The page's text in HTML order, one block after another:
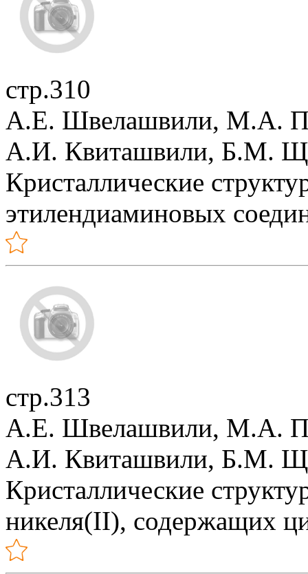
стр.310
А.Е. Швелашвили, М.А.
А.И. Квиташвили, Б.М.
Кристаллические
этилендиаминовых
стр.313
А.Е. Швелашвили, М.А.
А.И. Квиташвили, Б.М.
Кристаллические
никеля(II), содержащих